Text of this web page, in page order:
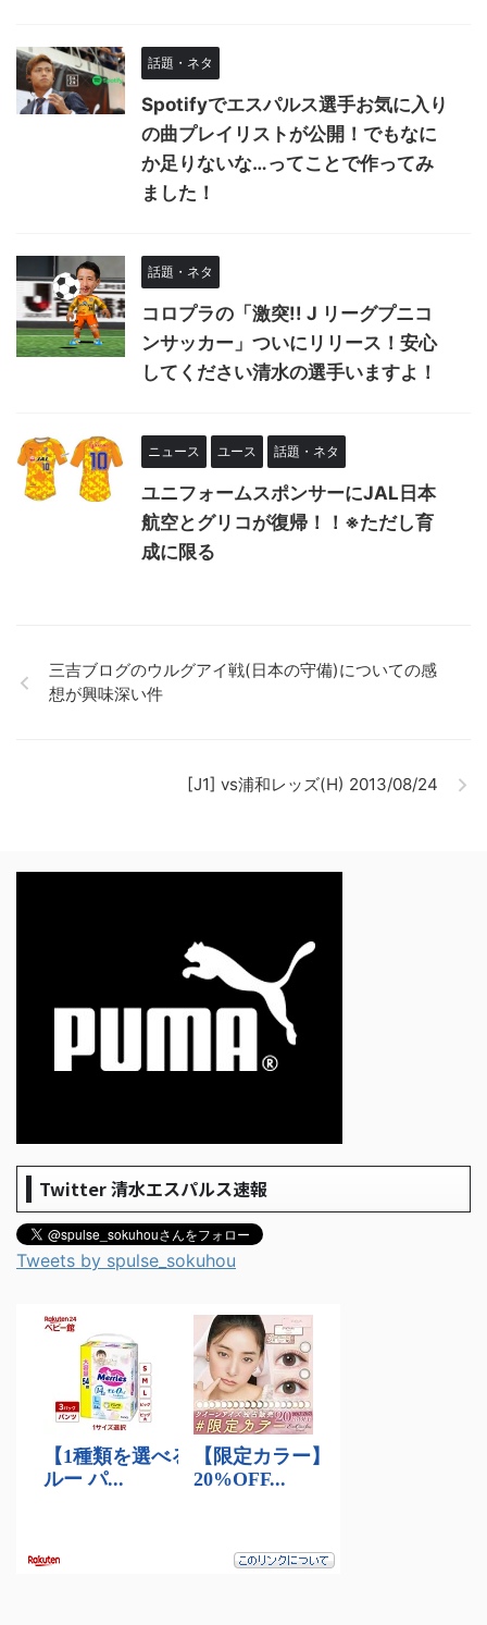
話題・ネタ
Spotifyでエスパルス選手お気に入り
の曲プレイリストが公開！でもなに
か足りないな…ってことで作ってみ
ました！
話題・ネタ
コロプラの「激突!! J リーグプニコ
ンサッカー」ついにリリース！安心
してください清水の選手いますよ！
ニュース ユース 話題・ネタ
ユニフォームスポンサーにJAL日本
航空とグリコが復帰！！※ただし育
成に限る
三吉ブログのウルグアイ戦(日本の守備)についての感
想が興味深い件
[J1] vs浦和レッズ(H) 2013/08/24
Twitter 清水エスパルス速報
Tweets by spulse_sokuhou